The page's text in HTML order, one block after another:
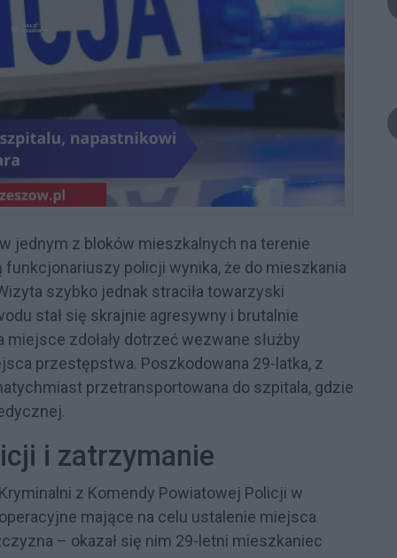
jednym z bloków mieszkalnych na terenie
policji wynika, że do mieszkania
szybko jednak straciła towarzyski
stał się skrajnie agresywny i brutalnie
zdołały dotrzeć wezwane służby
przestępstwa. Poszkodowana 29-latka, z
przetransportowana do szpitala, gdzie
i zatrzymanie
z Komendy Powiatowej Policji w
mające na celu ustalenie miejsca
– okazał się nim 29-letni mieszkaniec